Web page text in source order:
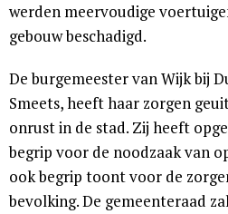
werden meervoudige
gebouw beschadigd.
De burgemeester van Wijk bij
Smeets, heeft haar zorgen
onrust in de stad. Zij heeft
begrip voor de noodzaak van
ook begrip toont voor de
bevolking. De gemeenteraad